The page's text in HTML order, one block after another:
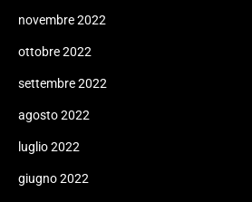
novembre 2022
ottobre 2022
settembre 2022
agosto 2022
luglio 2022
giugno 2022